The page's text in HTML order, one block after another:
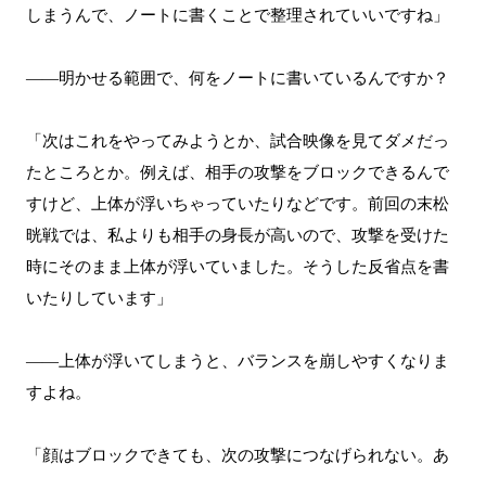
しまうんで、ノートに書くことで整理されていいですね」
――明かせる範囲で、何をノートに書いているんですか？
「次はこれをやってみようとか、試合映像を見てダメだっ
たところとか。例えば、相手の攻撃をブロックできるんで
すけど、上体が浮いちゃっていたりなどです。前回の末松
晄戦では、私よりも相手の身長が高いので、攻撃を受けた
時にそのまま上体が浮いていました。そうした反省点を書
いたりしています」
――上体が浮いてしまうと、バランスを崩しやすくなりま
すよね。
「顔はブロックできても、次の攻撃につなげられない。あ